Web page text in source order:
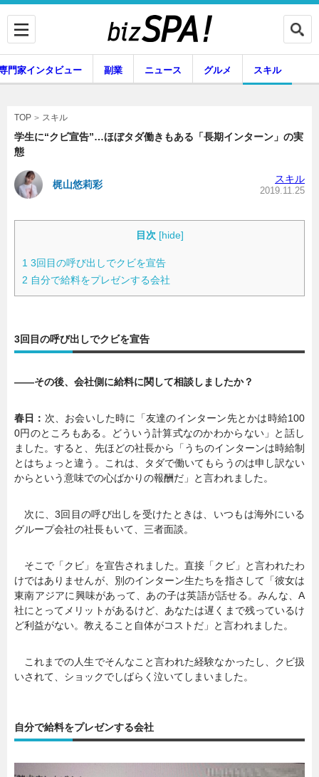
専門家インタビュー
グルメ
暮らし
門家インタビュー 副業 ニュース グルメ スキル
TOP スキル
学生に“クビ宣告”…ほぼタダ働きもある「長期インターン」の実
態
梶山悠莉彩 スキル
2019.11.25
目次 [hide]
1 3回目の呼び出しでクビを宣告
2 自分で給料をプレゼンする会社
3回目の呼び出しでクビを宣告
――その後、会社側に給料に関して相談しましたか？
春日： 次、お会いした時に「友達のインターン先とかは時給100
0円のところもある。どういう計算式なのかわからない」と話し
ました。すると、先ほどの社長から「うちのインターンは時給制
とはちょっと違う。これは、タダで働いてもらうのは申し訳ない
からという意味での心ばかりの報酬だ」と言われました。
次に、3回目の呼び出しを受けたときは、いつもは海外にいる
グループ会社の社長もいて、三者面談。
そこで「クビ」を宣告されました。直接「クビ」と言われたわ
けではありませんが、別のインターン生たちを指さして「彼女は
東南アジアに興味があって、あの子は英語が話せる。みんな、A
社にとってメリットがあるけど、あなたは遅くまで残っているけ
ど利益がない。教えること自体がコストだ」と言われました。
これまでの人生でそんなこと言われた経験なかったし、クビ扱
いされて、ショックでしばらく泣いてしまいました。
自分で給料をプレゼンする会社